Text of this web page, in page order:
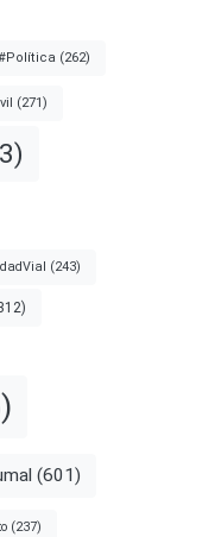
(262)
(271)
(243)
(601)
(237)